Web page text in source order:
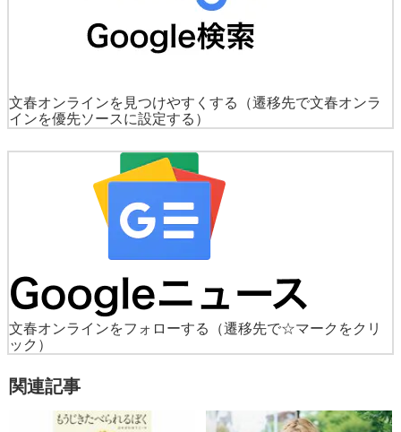
文春オンラインを見つけやすくする
（遷移先で文春オンラ
インを優先ソースに設定する）
文春オンラインをフォローする
（遷移先で☆マークをクリ
ック）
関連記事